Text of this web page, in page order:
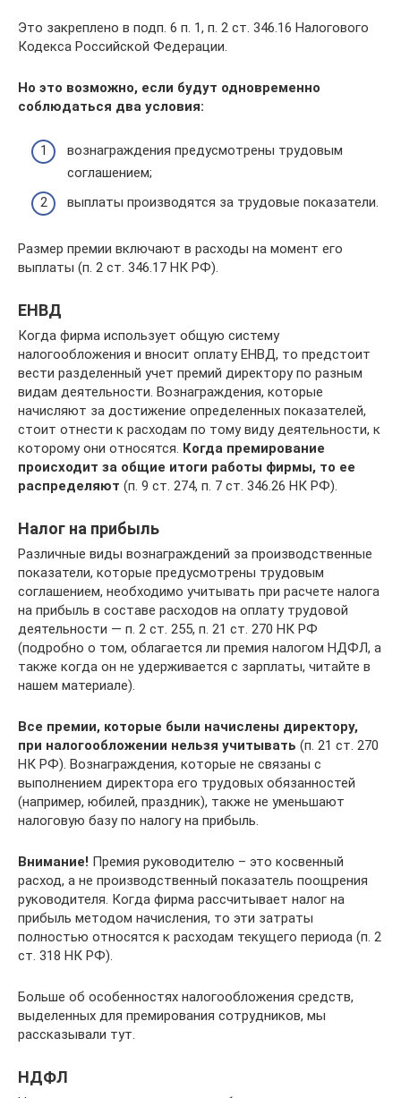
Это закреплено в подп. 6 п. 1, п. 2 ст. 346.16 Налогового
Кодекса Российской Федерации.
Но это возможно, если будут одновременно
соблюдаться два условия:
вознаграждения предусмотрены трудовым
соглашением;
выплаты производятся за трудовые показатели.
Размер премии включают в расходы на момент его
выплаты (п. 2 ст. 346.17 НК РФ).
ЕНВД
Когда фирма использует общую систему
налогообложения и вносит оплату ЕНВД, то предстоит
вести разделенный учет премий директору по разным
видам деятельности. Вознаграждения, которые
начисляют за достижение определенных показателей,
стоит отнести к расходам по тому виду деятельности, к
которому они относятся. Когда премирование
происходит за общие итоги работы фирмы, то ее
распределяют (п. 9 ст. 274, п. 7 ст. 346.26 НК РФ).
Налог на прибыль
Различные виды вознаграждений за производственные
показатели, которые предусмотрены трудовым
соглашением, необходимо учитывать при расчете налога
на прибыль в составе расходов на оплату трудовой
деятельности — п. 2 ст. 255, п. 21 ст. 270 НК РФ
(подробно о том, облагается ли премия налогом НДФЛ, а
также когда он не удерживается с зарплаты, читайте в
нашем материале).
Все премии, которые были начислены директору,
при налогообложении нельзя учитывать (п. 21 ст. 270
НК РФ). Вознаграждения, которые не связаны с
выполнением директора его трудовых обязанностей
(например, юбилей, праздник), также не уменьшают
налоговую базу по налогу на прибыль.
Внимание! Премия руководителю – это косвенный
расход, а не производственный показатель поощрения
руководителя. Когда фирма рассчитывает налог на
прибыль методом начисления, то эти затраты
полностью относятся к расходам текущего периода (п. 2
ст. 318 НК РФ).
Больше об особенностях налогообложения средств,
выделенных для премирования сотрудников, мы
рассказывали тут.
НДФЛ